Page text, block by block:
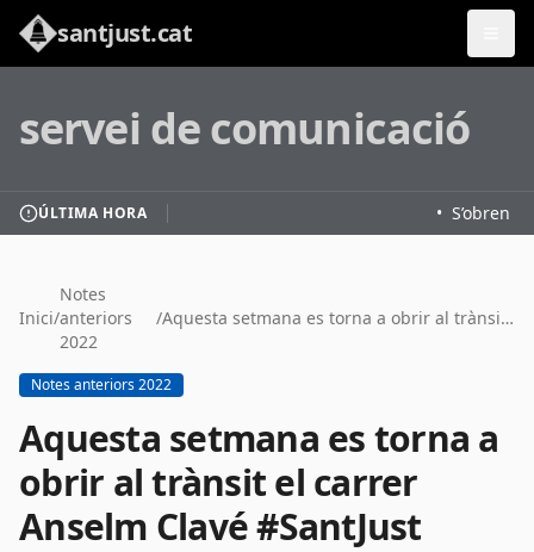
santjust.cat
servei de comunicació
ÚLTIMA HORA S’obren
Inici/
Notes
anteriors
2022
/ Aquesta setmana es torna a obrir al trànsit el carrer Anselm Clavé #SantJust
Notes anteriors 2022
Aquesta setmana es torna a
obrir al trànsit el carrer
Anselm Clavé #SantJust